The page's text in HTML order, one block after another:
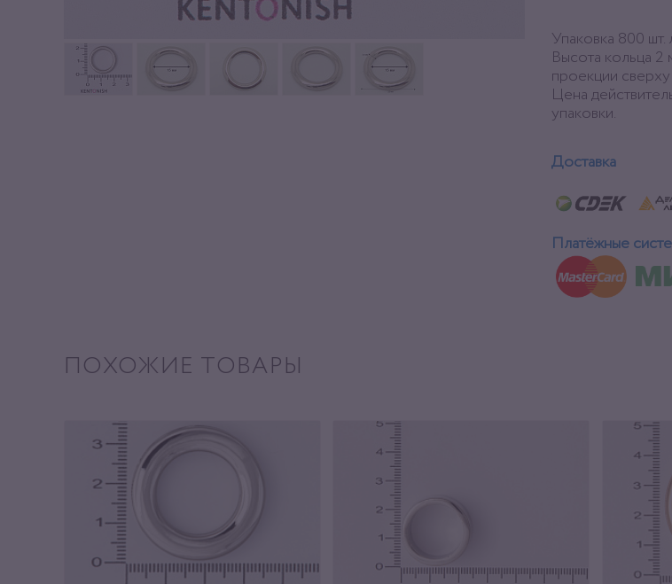
Упаковка 800
Высота кольца 2
проекции
Цена
упаковки.
Доставка
Платёжные
ПОХОЖИЕ ТОВАРЫ